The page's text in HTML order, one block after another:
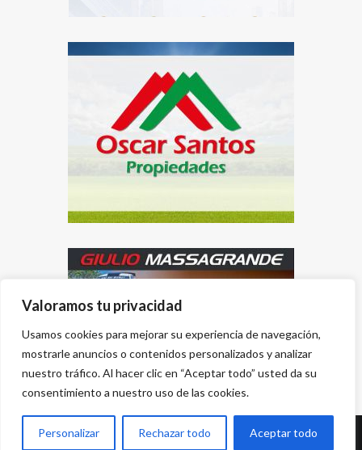
Valoramos tu privacidad
Usamos cookies para mejorar su experiencia de navegación,
mostrarle anuncios o contenidos personalizados y analizar
nuestro tráfico. Al hacer clic en “Aceptar todo” usted da su
consentimiento a nuestro uso de las cookies.
Personalizar Rechazar todo Aceptar todo
Desarrollado por